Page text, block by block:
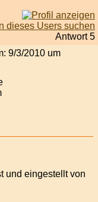
Antwort 5
9/3/2010 um
und eingestellt von